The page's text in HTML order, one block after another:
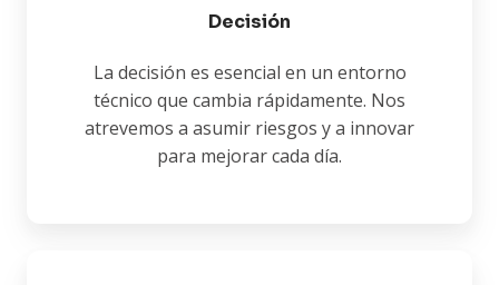
Decisión
La decisión es esencial en un entorno
técnico que cambia rápidamente. Nos
atrevemos a asumir riesgos y a innovar
para mejorar cada día.